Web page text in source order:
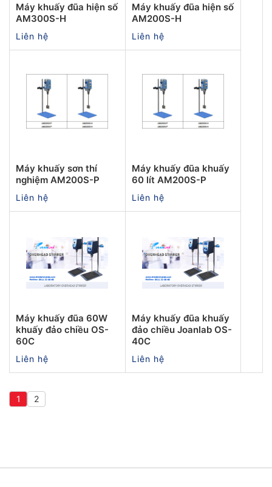
Máy khuấy đũa hiện số
AM300S-H
Liên hệ
Máy khuấy đũa hiện số
AM200S-H
Liên hệ
Máy khuấy sơn thí
nghiệm AM200S-P
Liên hệ
Máy khuấy đũa khuấy
60 lít AM200S-P
Liên hệ
Máy khuấy đũa 60W
khuấy đảo chiều OS-
60C
Liên hệ
Máy khuấy đũa khuấy
đảo chiều Joanlab OS-
40C
Liên hệ
1 2